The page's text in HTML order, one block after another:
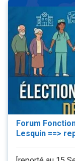
Forum
Lesquin ==>